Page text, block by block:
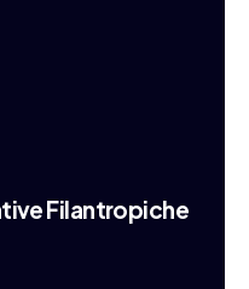
Filantropiche